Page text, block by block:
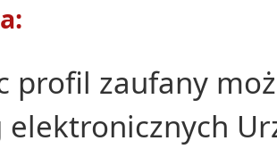
profil zaufany
elektronicznych